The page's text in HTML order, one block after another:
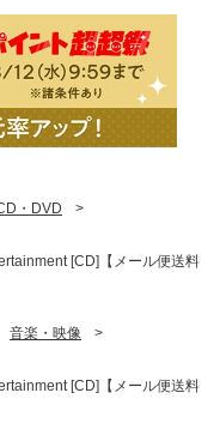
・DVD
>
[CD]【メール便送料
音楽・映像
>
[CD]【メール便送料